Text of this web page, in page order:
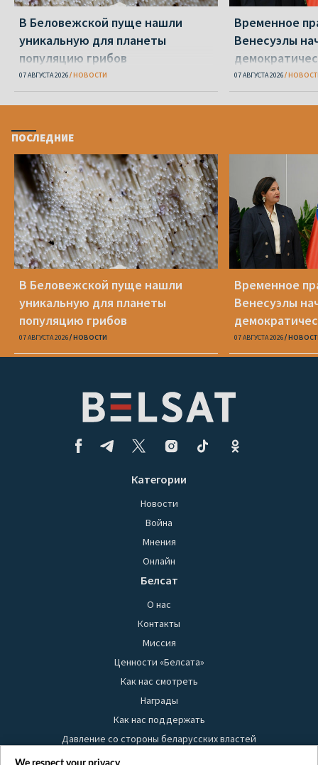
В Беловежской пуще нашли
уникальную для планеты
популяцию грибов
07 АВГУСТА 2026 НОВОСТИ
Временное
Венесуэлы
07 АВГУСТА 2026
ПОСЛЕДНИЕ
В Беловежской пуще нашли
уникальную для планеты
популяцию грибов
07 АВГУСТА 2026 НОВОСТИ
Временное
Венесуэлы
07 АВГУСТА 2026
Категории
Новости
Война
Мнения
Онлайн
Белсат
О нас
Контакты
Миссия
Ценности «Белсата»
Как нас смотреть
Награды
Как нас поддержать
Давление со стороны беларусских властей
Правила использования материалов